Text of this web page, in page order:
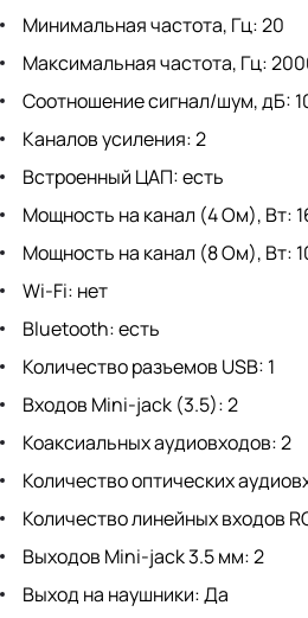
Минимальная частота, Гц: 20
Максимальная частота, Гц:
Соотношение сигнал/шум, дБ:
Каналов усиления: 2
Встроенный ЦАП: есть
Мощность на канал (4 Ом), Вт:
Мощность на канал (8 Ом), Вт:
Wi-Fi: нет
Bluetooth: есть
Количество разъемов USB: 1
Входов Mini-jack (3.5): 2
Коаксиальных аудиовходов: 2
Количество оптических
Количество линейных входов
Выходов Mini-jack 3.5 мм: 2
Выход на наушники: Да